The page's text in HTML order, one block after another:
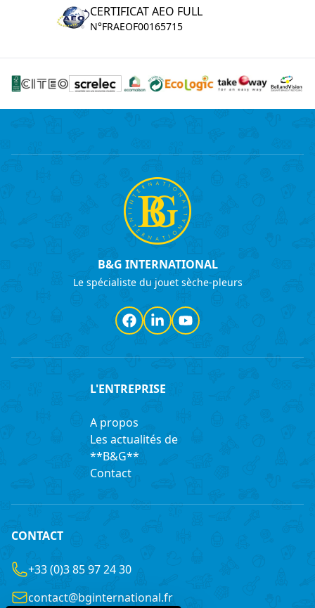
CERTIFICAT AEO FULL
N°FRAEOF00165715
B&G INTERNATIONAL
Le spécialiste du jouet sèche-pleurs
Facebook
LinkedInYouTube
L'ENTREPRISE
A propos
Les actualités de
**B&G**
Contact
CONTACT
+33 (0)3 85 97 24 30
contact@bginternational.fr